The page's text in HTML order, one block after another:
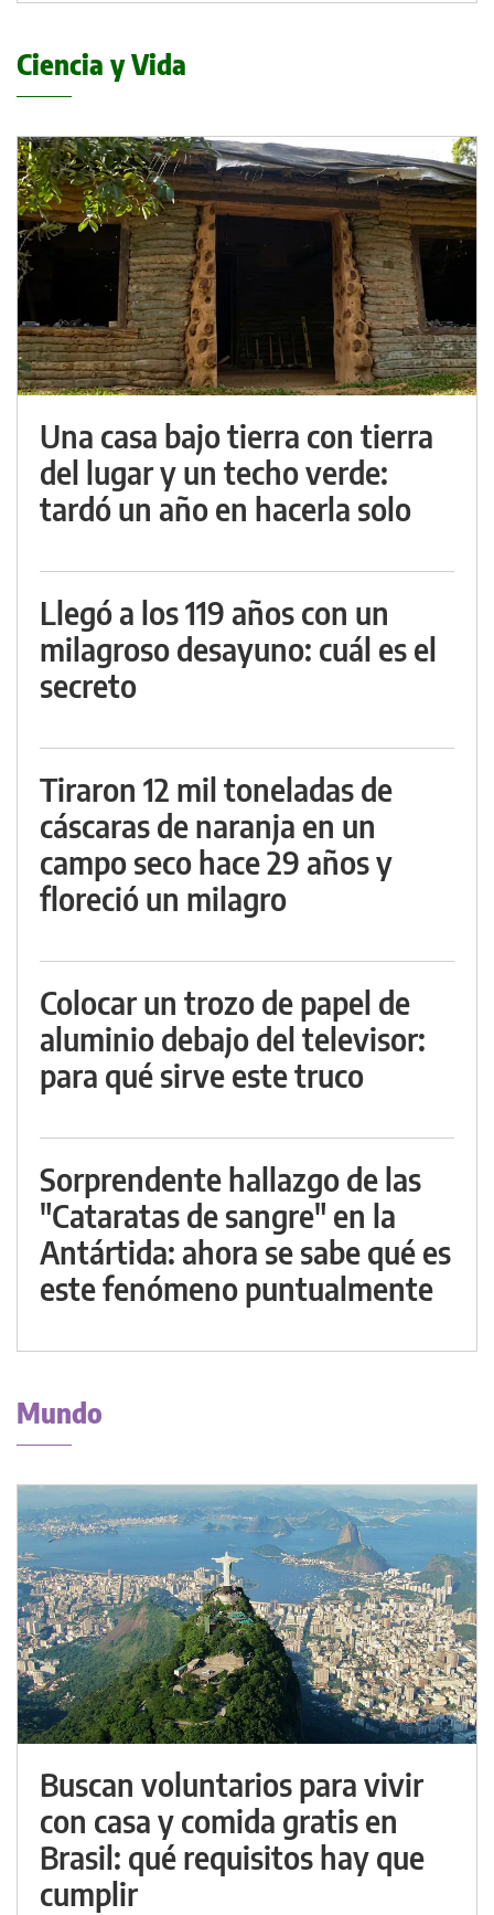
Ciencia y Vida
Una casa bajo tierra con tierra
del lugar y un techo verde:
tardó un año en hacerla solo
Llegó a los 119 años con un
milagroso desayuno: cuál es el
secreto
Tiraron 12 mil toneladas de
cáscaras de naranja en un
campo seco hace 29 años y
floreció un milagro
Colocar un trozo de papel de
aluminio debajo del televisor:
para qué sirve este truco
Sorprendente hallazgo de las
"Cataratas de sangre" en la
Antártida: ahora se sabe qué es
este fenómeno puntualmente
Mundo
Buscan voluntarios para vivir
con casa y comida gratis en
Brasil: qué requisitos hay que
cumplir